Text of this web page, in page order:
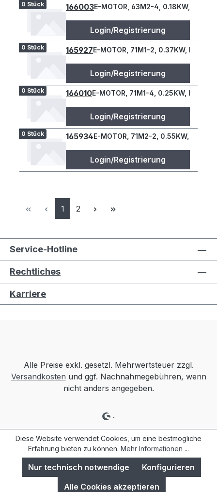
0 Stück 166003E-MOTOR, 63M2-4, 0.18KW, IE3,
Login/Registrierung
0 Stück 165927E-MOTOR, 71M1-2, 0.37KW, IE3,
Login/Registrierung
0 Stück 166010E-MOTOR, 71M1-4, 0.25KW, IE3,
Login/Registrierung
0 Stück 165934E-MOTOR, 71M2-2, 0.55KW, IE3,
Login/Registrierung
Seite
1 Seite
2
Service-Hotline
Rechtliches
Karriere
Alle Preise exkl. gesetzl. Mehrwertsteuer zzgl.
Versandkosten und ggf. Nachnahmegebühren, wenn
nicht anders angegeben.
.
Diese Website verwendet Cookies, um eine bestmögliche
Erfahrung bieten zu können. Mehr Informationen ...
Nur technisch notwendige
Konfigurieren
Alle Cookies akzeptieren